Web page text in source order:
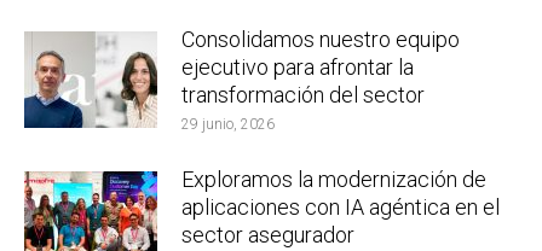
Consolidamos nuestro equipo
ejecutivo para afrontar la
transformación del sector
29 junio, 2026
Exploramos la modernización de
aplicaciones con IA agéntica en el
sector asegurador